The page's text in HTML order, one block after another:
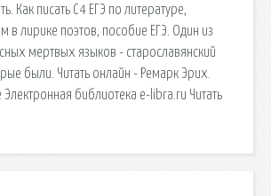
Как писать С4 ЕГЭ по литературе,
в лирике поэтов, пособие ЕГЭ. Один из
мертвых языков - старославянский
были. Читать онлайн - Ремарк Эрих.
библиотека e-libra.ru Читать